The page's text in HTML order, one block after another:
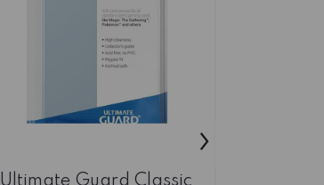
Ultimate Guard Classic
›